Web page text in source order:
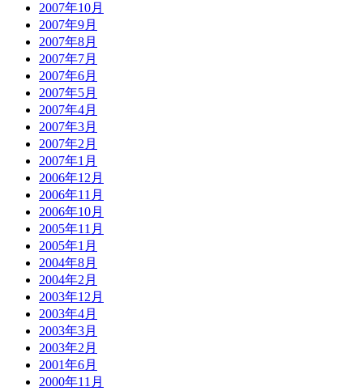
2007年10月
2007年9月
2007年8月
2007年7月
2007年6月
2007年5月
2007年4月
2007年3月
2007年2月
2007年1月
2006年12月
2006年11月
2006年10月
2005年11月
2005年1月
2004年8月
2004年2月
2003年12月
2003年4月
2003年3月
2003年2月
2001年6月
2000年11月